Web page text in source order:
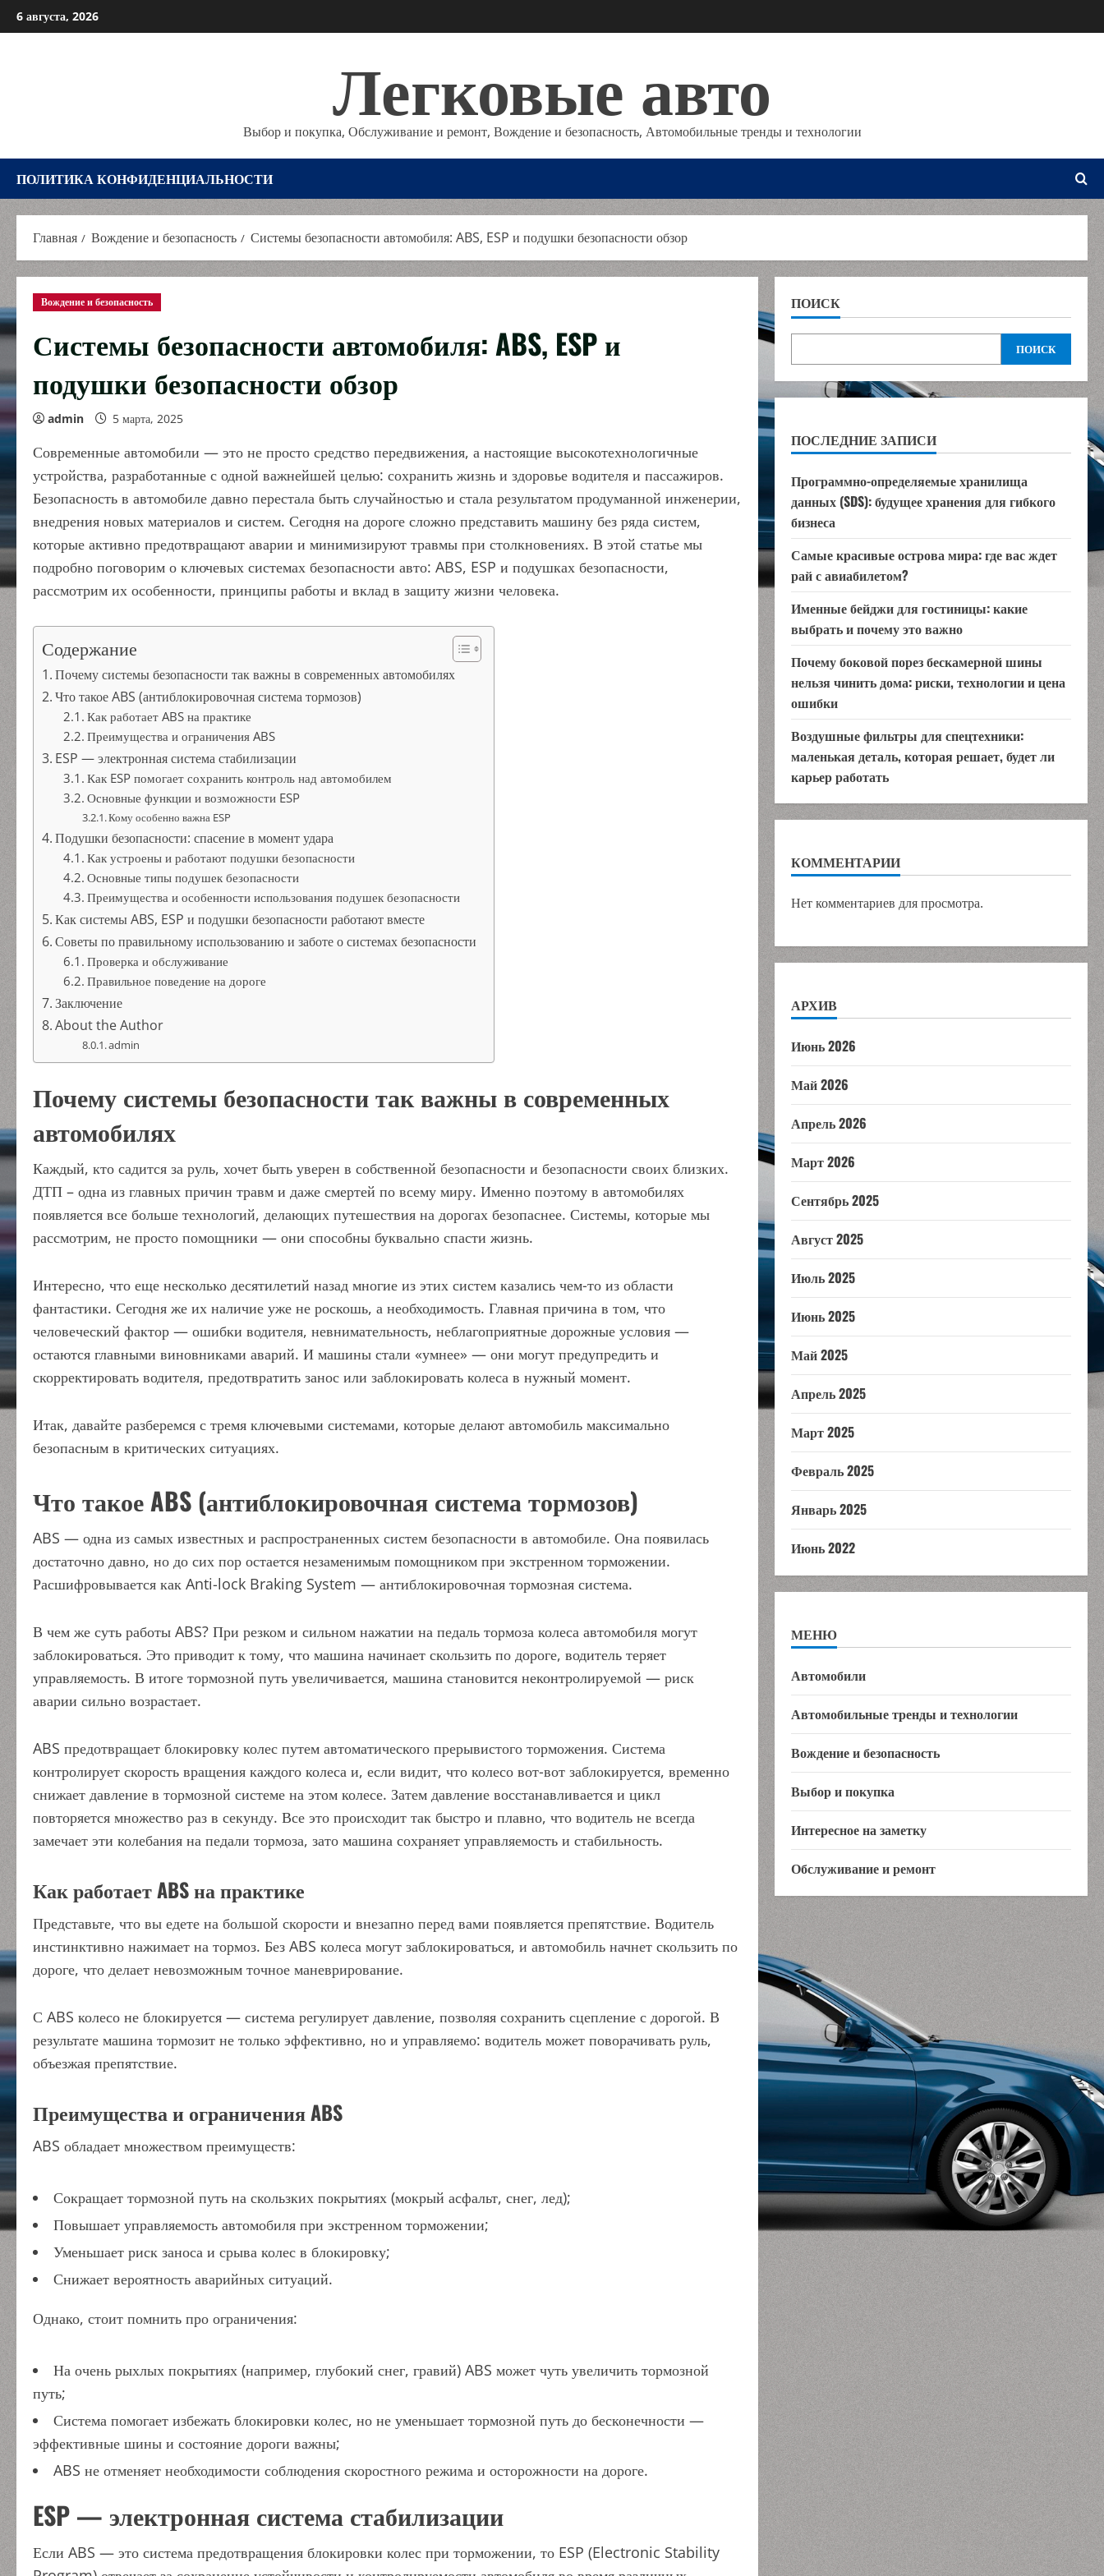
Перейти
к
6 августа, 2026
Легковые авто
Выбор и покупка, Обслуживание и ремонт, Вождение и безопасность, Автомобильные тренды и технологии
ПОЛИТИКА КОНФИДЕНЦИАЛЬНОСТИ
Главная Вождение и безопасность Системы безопасности автомобиля: ABS, ESP и подушки безопасности обзор
Вождение и безопасность
Системы безопасности автомобиля: ABS, ESP и
подушки безопасности обзор
admin 5 марта, 2025
Современные автомобили — это не просто средство передвижения, а настоящие высокотехнологичные
устройства, разработанные с одной важнейшей целью: сохранить жизнь и здоровье водителя и пассажиров.
Безопасность в автомобиле давно перестала быть случайностью и стала результатом продуманной инженерии,
внедрения новых материалов и систем. Сегодня на дороге сложно представить машину без ряда систем,
которые активно предотвращают аварии и минимизируют травмы при столкновениях. В этой статье мы
подробно поговорим о ключевых системах безопасности авто: ABS, ESP и подушках безопасности,
рассмотрим их особенности, принципы работы и вклад в защиту жизни человека.
Содержание
Почему системы безопасности так важны в современных автомобилях
Что такое ABS (антиблокировочная система тормозов)
Как работает ABS на практике
Преимущества и ограничения ABS
ESP — электронная система стабилизации
Как ESP помогает сохранить контроль над автомобилем
Основные функции и возможности ESP
Кому особенно важна ESP
Подушки безопасности: спасение в момент удара
Как устроены и работают подушки безопасности
Основные типы подушек безопасности
Преимущества и особенности использования подушек безопасности
Как системы ABS, ESP и подушки безопасности работают вместе
Советы по правильному использованию и заботе о системах безопасности
Проверка и обслуживание
Правильное поведение на дороге
Заключение
About the Author
admin
Почему системы безопасности так важны в современных
автомобилях
Каждый, кто садится за руль, хочет быть уверен в собственной безопасности и безопасности своих близких.
ДТП – одна из главных причин травм и даже смертей по всему миру. Именно поэтому в автомобилях
появляется все больше технологий, делающих путешествия на дорогах безопаснее. Системы, которые мы
рассмотрим, не просто помощники — они способны буквально спасти жизнь.
Интересно, что еще несколько десятилетий назад многие из этих систем казались чем-то из области
фантастики. Сегодня же их наличие уже не роскошь, а необходимость. Главная причина в том, что
человеческий фактор — ошибки водителя, невнимательность, неблагоприятные дорожные условия —
остаются главными виновниками аварий. И машины стали «умнее» — они могут предупредить и
скорректировать водителя, предотвратить занос или заблокировать колеса в нужный момент.
Итак, давайте разберемся с тремя ключевыми системами, которые делают автомобиль максимально
безопасным в критических ситуациях.
Что такое ABS (антиблокировочная система тормозов)
ABS — одна из самых известных и распространенных систем безопасности в автомобиле. Она появилась
достаточно давно, но до сих пор остается незаменимым помощником при экстренном торможении.
Расшифровывается как Anti-lock Braking System — антиблокировочная тормозная система.
В чем же суть работы ABS? При резком и сильном нажатии на педаль тормоза колеса автомобиля могут
заблокироваться. Это приводит к тому, что машина начинает скользить по дороге, водитель теряет
управляемость. В итоге тормозной путь увеличивается, машина становится неконтролируемой — риск
аварии сильно возрастает.
ABS предотвращает блокировку колес путем автоматического прерывистого торможения. Система
контролирует скорость вращения каждого колеса и, если видит, что колесо вот-вот заблокируется, временно
снижает давление в тормозной системе на этом колесе. Затем давление восстанавливается и цикл
повторяется множество раз в секунду. Все это происходит так быстро и плавно, что водитель не всегда
замечает эти колебания на педали тормоза, зато машина сохраняет управляемость и стабильность.
Как работает ABS на практике
Представьте, что вы едете на большой скорости и внезапно перед вами появляется препятствие. Водитель
инстинктивно нажимает на тормоз. Без ABS колеса могут заблокироваться, и автомобиль начнет скользить по
дороге, что делает невозможным точное маневрирование.
С ABS колесо не блокируется — система регулирует давление, позволяя сохранить сцепление с дорогой. В
результате машина тормозит не только эффективно, но и управляемо: водитель может поворачивать руль,
объезжая препятствие.
Преимущества и ограничения ABS
ABS обладает множеством преимуществ:
Сокращает тормозной путь на скользких покрытиях (мокрый асфальт, снег, лед);
Повышает управляемость автомобиля при экстренном торможении;
Уменьшает риск заноса и срыва колес в блокировку;
Снижает вероятность аварийных ситуаций.
Однако, стоит помнить про ограничения:
На очень рыхлых покрытиях (например, глубокий снег, гравий) ABS может чуть увеличить тормозной
путь;
Система помогает избежать блокировки колес, но не уменьшает тормозной путь до бесконечности —
эффективные шины и состояние дороги важны;
ABS не отменяет необходимости соблюдения скоростного режима и осторожности на дороге.
ESP — электронная система стабилизации
Если ABS — это система предотвращения блокировки колес при торможении, то ESP (Electronic Stability
ПОИСК
ПОИСК
ПОСЛЕДНИЕ ЗАПИСИ
Программно-определяемые хранилища
данных (SDS): будущее хранения для гибкого
бизнеса
Самые красивые острова мира: где вас ждет
рай с авиабилетом?
Именные бейджи для гостиницы: какие
выбрать и почему это важно
Почему боковой порез бескамерной шины
нельзя чинить дома: риски, технологии и цена
ошибки
Воздушные фильтры для спецтехники:
маленькая деталь, которая решает, будет ли
карьер работать
КОММЕНТАРИИ
Нет комментариев для просмотра.
АРХИВ
Июнь 2026
Май 2026
Апрель 2026
Март 2026
Сентябрь 2025
Август 2025
Июль 2025
Июнь 2025
Май 2025
Апрель 2025
Март 2025
Февраль 2025
Январь 2025
Июнь 2022
МЕНЮ
Автомобили
Автомобильные тренды и технологии
Вождение и безопасность
Выбор и покупка
Интересное на заметку
Обслуживание и ремонт